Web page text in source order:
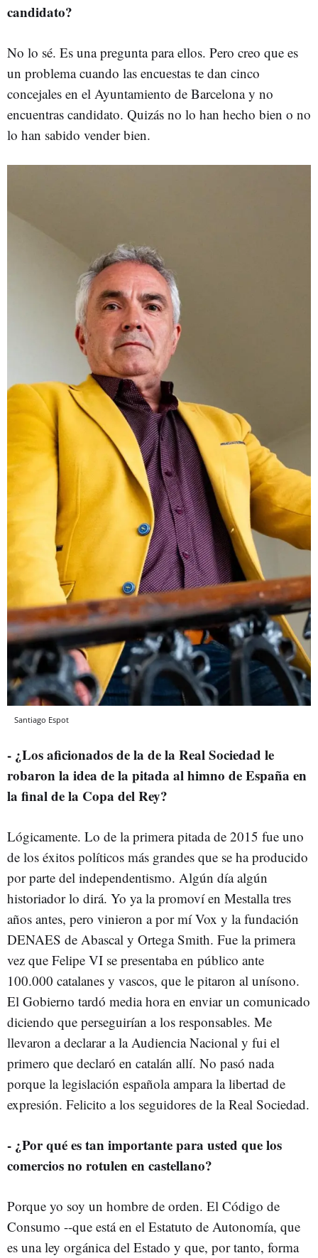
candidato?
No lo sé. Es una pregunta para ellos. Pero creo que es
un problema cuando las encuestas te dan cinco
concejales en el Ayuntamiento de Barcelona y no
encuentras candidato. Quizás no lo han hecho bien o no
lo han sabido vender bien.
Santiago Espot
- ¿Los aficionados de la de la Real Sociedad le
robaron la idea de la pitada al himno de España en
la final de la Copa del Rey?
Lógicamente. Lo de la primera pitada de 2015 fue uno
de los éxitos políticos más grandes que se ha producido
por parte del independentismo. Algún día algún
historiador lo dirá. Yo ya la promoví en Mestalla tres
años antes, pero vinieron a por mí Vox y la fundación
DENAES de Abascal y Ortega Smith. Fue la primera
vez que Felipe VI se presentaba en público ante
100.000 catalanes y vascos, que le pitaron al unísono.
El Gobierno tardó media hora en enviar un comunicado
diciendo que perseguirían a los responsables. Me
llevaron a declarar a la Audiencia Nacional y fui el
primero que declaró en catalán allí. No pasó nada
porque la legislación española ampara la libertad de
expresión. Felicito a los seguidores de la Real Sociedad.
- ¿Por qué es tan importante para usted que los
comercios no rotulen en castellano?
Porque yo soy un hombre de orden. El Código de
Consumo --que está en el Estatuto de Autonomía, que
es una ley orgánica del Estado y que, por tanto, forma